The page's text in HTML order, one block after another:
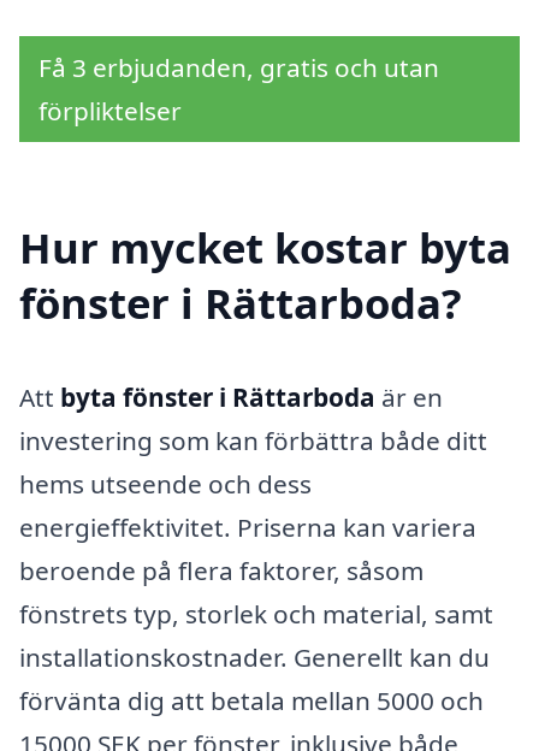
Få 3 erbjudanden, gratis och utan
förpliktelser
Hur mycket kostar byta
fönster i Rättarboda?
Att byta fönster i Rättarboda är en
investering som kan förbättra både ditt
hems utseende och dess
energieffektivitet. Priserna kan variera
beroende på flera faktorer, såsom
fönstrets typ, storlek och material, samt
installationskostnader. Generellt kan du
förvänta dig att betala mellan 5000 och
15000 SEK per fönster, inklusive både